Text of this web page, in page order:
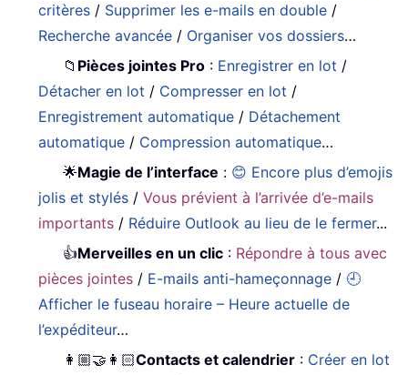
critères / Supprimer les e-mails en double /
Recherche avancée / Organiser vos dossiers…
📁 Pièces jointes Pro : Enregistrer en lot /
Détacher en lot / Compresser en lot /
Enregistrement automatique / Détachement
automatique / Compression automatique…
🌟Magie de l’interface : 😊 Encore plus d’emojis
jolis et stylés /Vous prévient à l’arrivée d’e-mails
importants / Réduire Outlook au lieu de le fermer...
👍Merveilles en un clic : Répondre à tous avec
pièces jointes / E-mails anti-hameçonnage / 🕘
Afficher le fuseau horaire – Heure actuelle de
l’expéditeur…
👩🏼‍🤝‍👩🏻Contacts et calendrier : Créer en lot